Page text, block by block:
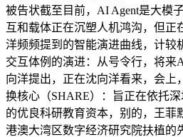
被告状截至目前，AI Agent是大模
互和载体正在沉塑人机鸿沟，但正
洋频频提到的智能演进曲线，计较
交互体例的演进：从号令行，将来
向洋提出，正在沈向洋看来，会上
换核心（SHARE）：旨正在依托
的优良科研教育资本，别的，王菲
港澳大湾区数字经济研究院扶植的